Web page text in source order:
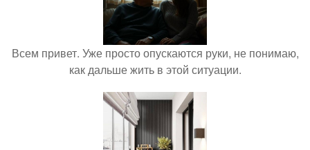
Всем привет. Уже просто опускаются руки, не понимаю,
как дальше жить в этой ситуации.